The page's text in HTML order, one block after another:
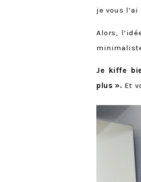
je vous
Alors,
Je kiffe
plus ». Et